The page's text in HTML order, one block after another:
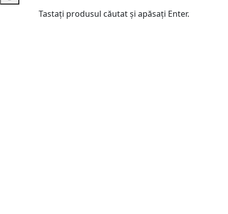
Tastați produsul căutat și apăsați Enter.